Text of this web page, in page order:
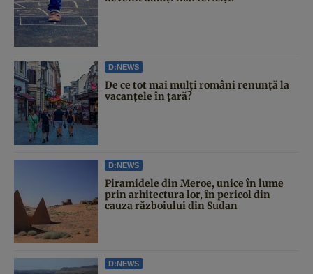
D:NEWS
De ce tot mai mulți români renunță la
vacanțele în țară?
D:NEWS
Piramidele din Meroe, unice în lume
prin arhitectura lor, în pericol din
cauza războiului din Sudan
D:NEWS